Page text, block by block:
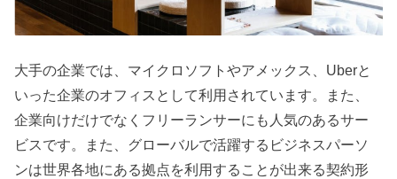
大手の企業では、マイクロソフトやアメックス、Uberと
いった企業のオフィスとして利用されています。また、
企業向けだけでなくフリーランサーにも人気のあるサー
ビスです。また、グローバルで活躍するビジネスパーソ
ンは世界各地にある拠点を利用することが出来る契約形